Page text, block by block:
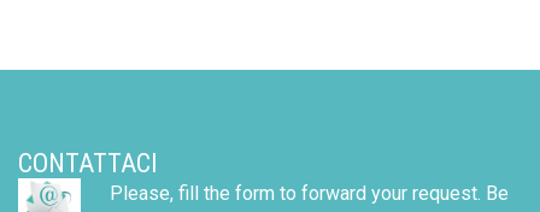
CONTATTACI
Please, fill the form to forward your request. Be